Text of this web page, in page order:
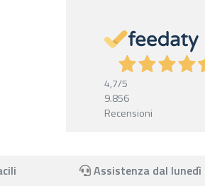
4,7/5
9.856
Recensioni
Assistenza dal lunedì